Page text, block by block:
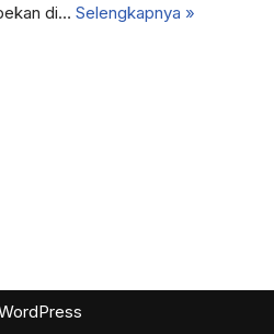
di… Selengkapnya »